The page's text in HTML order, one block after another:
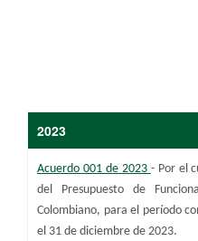
​​2023
Acuerdo 001 de 2023 - Por el
del Presupuesto de
Colombiano, para el período
el 31 de diciembre de 2023.